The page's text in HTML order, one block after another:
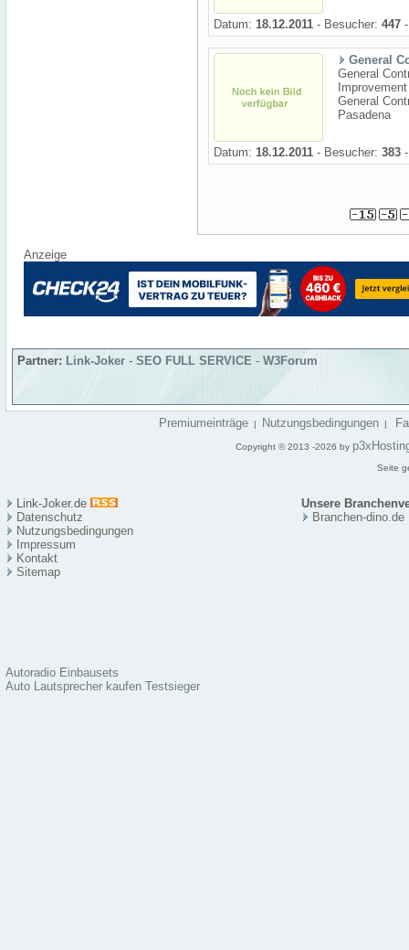
Datum: 18.12.2011 - Besucher: 447
General
General
General
Pasadena
Datum: 18.12.2011 - Besucher: 383
Anzeige
Partner: Link-Joker - SEO FULL SERVICE - W3Forum
Premiumeinträge | Nutzungsbedingungen |
Copyright © 2013 -2026 by
Seite
Link-Joker.de
Unsere
Datenschutz
Nutzungsbedingungen
Impressum
Kontakt
Sitemap
Branchen-dino.de
Autoradio Einbausets
Auto Lautsprecher kaufen Testsieger